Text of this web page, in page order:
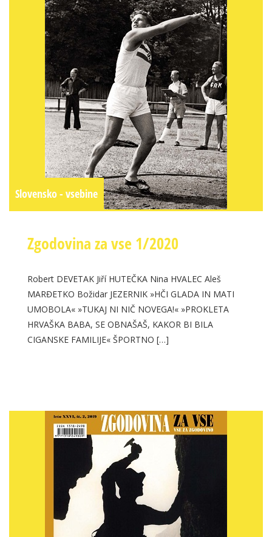
Slovensko - vsebine
Zgodovina za vse 1/2020
Robert DEVETAK Jiří HUTEČKA Nina HVALEC Aleš
MARĐETKO Božidar JEZERNIK »HČI GLADA IN MATI
UMOBOLA« »TUKAJ NI NIČ NOVEGA!« »PROKLETA
HRVAŠKA BABA, SE OBNAŠAŠ, KAKOR BI BILA
CIGANSKE FAMILIJE« ŠPORTNO […]